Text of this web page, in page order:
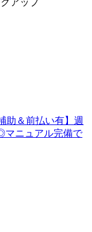
助＆前払い有】週
マニュアル完備で